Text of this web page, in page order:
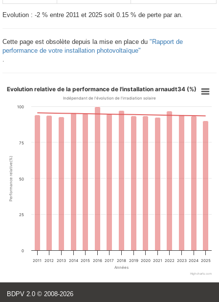
Evolution : -2 % entre 2011 et 2025 soit 0.15 % de perte par an.
Cette page est obsolète depuis la mise en place du "Rapport de
performance de votre installation photovoltaïque"
Années
Performance relative(%)
Evolution relative de la performance de l'installation arnaudt34 (%)
Indépendant de l'évolution de l'irradiation solaire
2011 2012 2013 2014 2015 2016 2017 2018 2019 2020 2021 2022 2023 2024 2025
0
25
50
75
100
Highcharts.com
BDPV 2.0 © 2008-2026